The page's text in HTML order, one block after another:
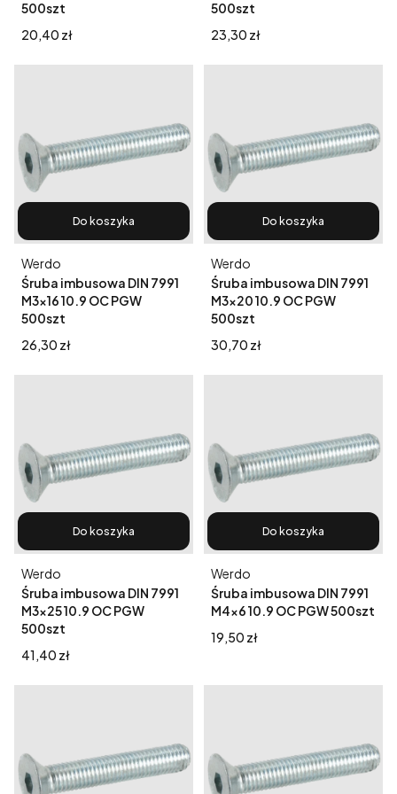
500szt
Cena
20,40 zł
500szt
Cena
23,30 zł
Do koszyka
Śruba imbusowa DIN 7991
M3x16 10.9 OC PGW
500szt
Producent
Werdo
Cena
26,30 zł
Do koszyka
Śruba imbusowa DIN 7991
M3x20 10.9 OC PGW
500szt
Producent
Werdo
Cena
30,70 zł
Do koszyka
Śruba imbusowa DIN 7991
M3x25 10.9 OC PGW
500szt
Producent
Werdo
Cena
41,40 zł
Do koszyka
Śruba imbusowa DIN 7991
M4x6 10.9 OC PGW 500szt
Producent
Werdo
Cena
19,50 zł